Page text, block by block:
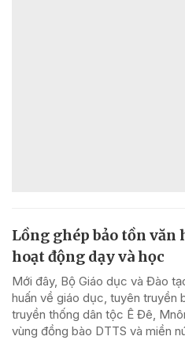
Lồng ghép bảo tồn văn
hoạt động dạy và học
Mới đây, Bộ Giáo dục và Đào
huấn về giáo dục, tuyên truyền
truyền thống dân tộc Ê Đê,
vùng đồng bào DTTS và miền